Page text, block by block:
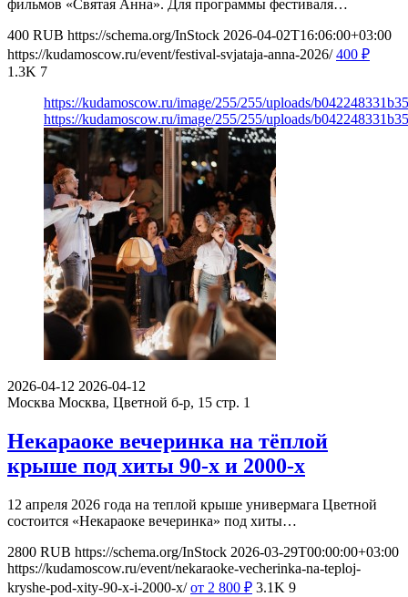
фильмов «Святая Анна». Для программы фестиваля…
400 RUB https://schema.org/InStock 2026-04-02T16:06:00+03:00
https://kudamoscow.ru/event/festival-svjataja-anna-2026/ 400 ₽
1.3K 7
https://kudamoscow.ru/image/255/255/uploads/
https://kudamoscow.ru/image/255/255/uploads/
2026-04-12 2026-04-12
Москва Москва, Цветной б-р, 15 стр. 1
Некараоке вечеринка на тёплой
крыше под хиты 90-х и 2000-х
12 апреля 2026 года на теплой крыше универмага Цветной
состоится «Некараоке вечеринка» под хиты…
2800 RUB https://schema.org/InStock 2026-03-29T00:00:00+03:00
https://kudamoscow.ru/event/nekaraoke-vecherinka-na-teploj-
kryshe-pod-xity-90-x-i-2000-x/ от 2 800 ₽ 3.1K 9